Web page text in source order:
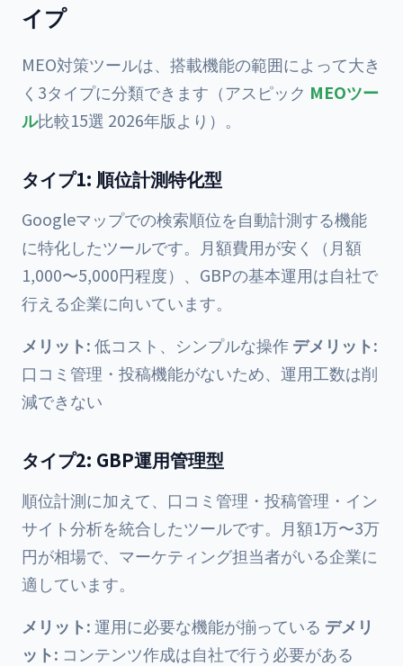
イプ
MEO対策ツールは、搭載機能の範囲によって大き
く3タイプに分類できます（アスピック MEOツー
ル比較15選 2026年版より）。
タイプ1: 順位計測特化型
Googleマップでの検索順位を自動計測する機能
に特化したツールです。月額費用が安く（月額
1,000〜5,000円程度）、GBPの基本運用は自社で
行える企業に向いています。
メリット:低コスト、シンプルな操作デメリット:
口コミ管理・投稿機能がないため、運用工数は削
減できない
タイプ2: GBP運用管理型
順位計測に加えて、口コミ管理・投稿管理・イン
サイト分析を統合したツールです。月額1万〜3万
円が相場で、マーケティング担当者がいる企業に
適しています。
メリット:運用に必要な機能が揃っている デメリ
ット: コンテンツ作成は自社で行う必要がある